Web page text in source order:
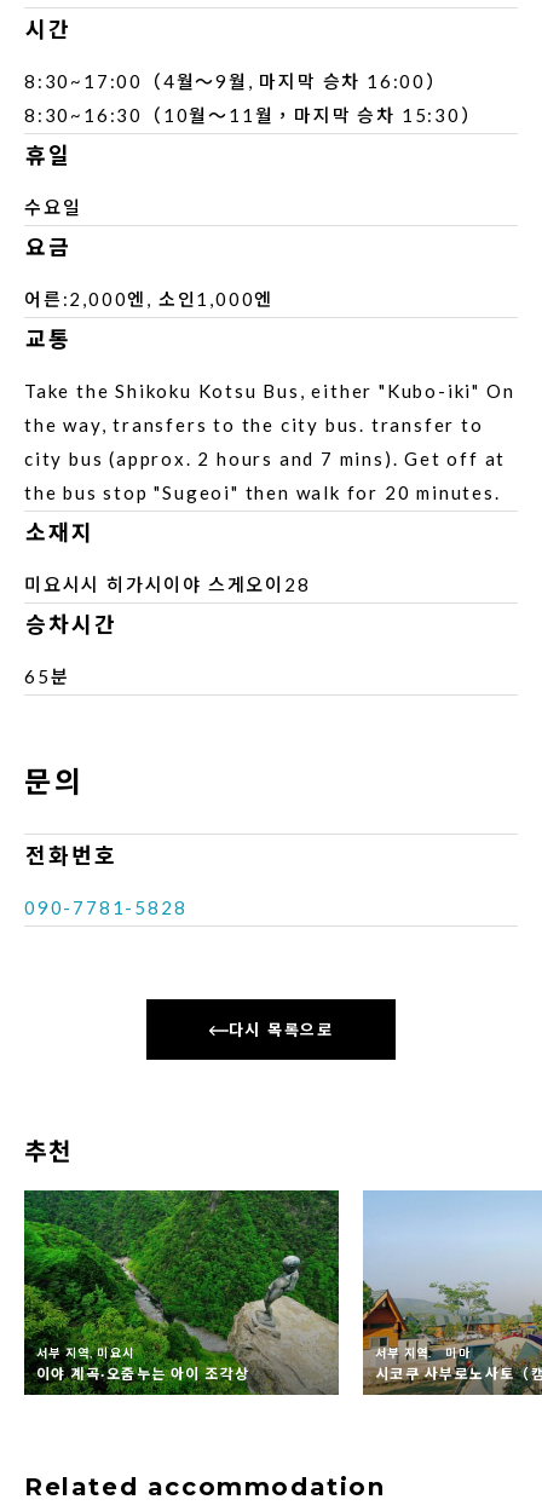
시간
8:30~17:00（4월～9월, 마지막 승차 16:00）
8:30~16:30（10월～11월，마지막 승차 15:30）
휴일
수요일
요금
어른:2,000엔, 소인1,000엔
교통
Take the Shikoku Kotsu Bus, either "Kubo-iki" On
the way, transfers to the city bus. transfer to
city bus (approx. 2 hours and 7 mins). Get off at
the bus stop "Sugeoi" then walk for 20 minutes.
소재지
미요시시 히가시이야 스게오이28
승차시간
65분
문의
전화번호
090-7781-5828
다시 목록으로
추천
서부 지역, 미요시
이야 계곡·오줌누는 아이 조각상
서부 지역. 미마
시코쿠 사부로노사토（
Related accommodation